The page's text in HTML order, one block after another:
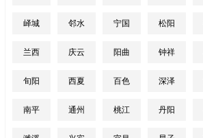
峄城 邻水 宁国 松阳
兰西 庆云 阳曲 钟祥
旬阳 西夏 百色 深泽
南平 通州 桃江 丹阳